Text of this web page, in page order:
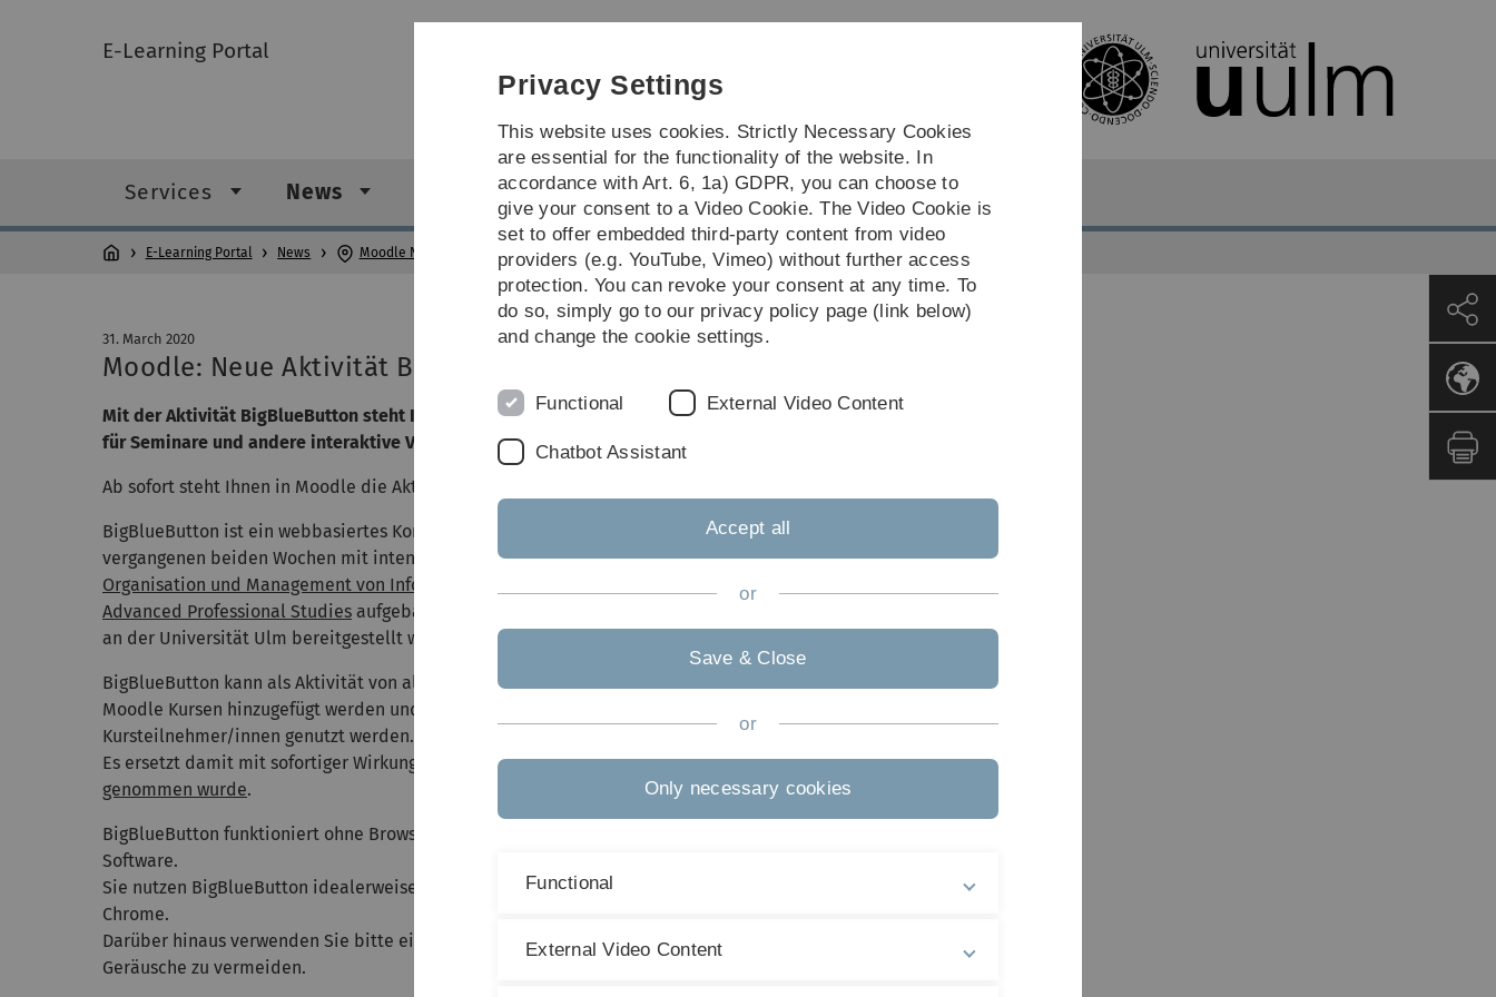
Skip
Skip
Skip
Skip
E-Learning Portal
Services News Digital Teaching Solutions
E-Learning Portal News Moodle News
31. March 2020
Moodle: Neue Aktivität BigBlueButton
Mit der Aktivität BigBlueButton steht Ihnen ein webbasiertes Konferenztool
für Seminare und andere interaktive Veranstaltungsformate zur Verfügung.
Ab sofort steht Ihnen in Moodle die Aktivität "BigBlueButton" zur Verfügung.
BigBlueButton ist ein webbasiertes Konferenztool, welches vom kiz in den
vergangenen beiden Wochen mit intensivster Unterstützung desInstituts für
Organisation und Management von Informationssystemen
Advanced Professional Studies aufgebaut und ab sofort für den Lehrbetrieb
an der Universität Ulm bereitgestellt wird.
BigBlueButton kann als Aktivität von allen Nutzern mit Dozierendenrollen zu
Moodle Kursen hinzugefügt werden und danach von allen
Kursteilnehmer/innen genutzt werden.
Es ersetzt damit mit sofortiger Wirkung
Adobe Connect, welches außer Betrieb
genommen wurde.
BigBlueButton funktioniert ohne Browser-Plugins oder zu installierende
Software.
Sie nutzen BigBlueButton idealerweise mit Mozilla Firefox oder Google
Chrome.
Darüber hinaus verwenden Sie bitte ein Headset, um Störungen durch
Geräusche zu vermeiden.
Privacy Settings
This website uses cookies. Strictly Necessary Cookies
are essential for the functionality of the website. In
accordance with Art. 6, 1a) GDPR, you can choose to
give your consent to a Video Cookie. The Video Cookie is
set to offer embedded third-party content from video
providers (e.g. YouTube, Vimeo) without further access
protection. You can revoke your consent at any time. To
do so, simply go to our privacy policy page (link below)
and change the cookie settings.
Functional External Video Content
Chatbot Assistant
Accept all
or
Save & Close
or
Only necessary cookies
Functional
External Video Content